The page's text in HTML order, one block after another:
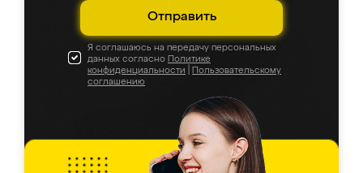
Отправить
Я соглашаюсь на передачу персональных
данных согласно Политике
конфиденциальности
Пользовательскому
соглашению